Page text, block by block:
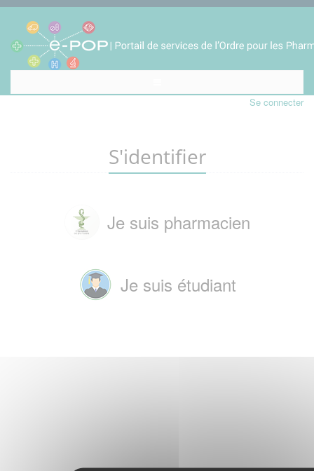
Se connecter
S'identifier
Je suis pharmacien
Je suis étudiant